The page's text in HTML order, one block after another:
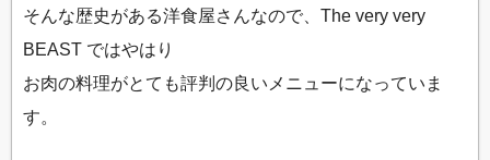
そんな歴史がある洋食屋さんなので、The very very
BEAST ではやはり
お肉の料理がとても評判の良いメニューになっていま
す。